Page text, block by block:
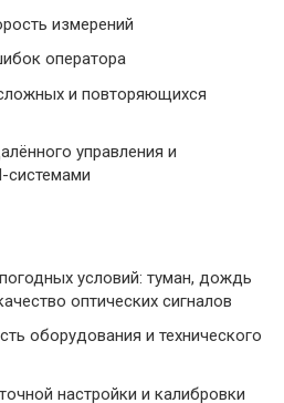
измерений
оператора
и повторяющихся
управления и
системами
условий: туман, дождь
оптических сигналов
оборудования и технического
настройки и калибровки